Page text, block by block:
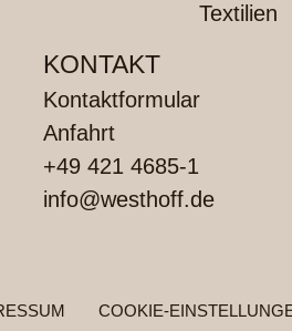
Textilien
KONTAKT
Kontaktformular
Anfahrt
+49 421 4685-1
info@westhoff.de
COOKIE-